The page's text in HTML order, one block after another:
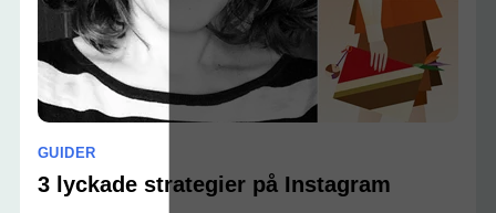
GUIDER
3 lyckade strategier på Instagram